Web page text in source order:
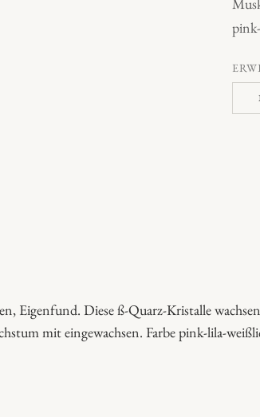
-
i
s
Eigenfund. Diese ß-Quarz-Kristalle
mit eingewachsen. Farbe pink-lila-